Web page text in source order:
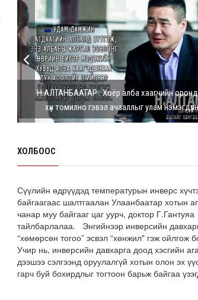
болгох өргөдөлд 14 мянга гаруй
иргэн дэмжиж гарын ...
8 сарын 05, 2026
Г.Дамдинням: Шатахууны үнэ
тохиролцох боломжгүй.
олдож байгаа газра...
8 сарын 05, 2026
Э.Батшугар: Монгол Улс нэг эх
үүсвэрээс буюу өндөр чанартай
эмийг, хямд үнээр худ...
оны төсвийн төсөлтэй хамт
АИ-92 автобензин 11 хоног,
түлш 18 хоногийн НӨӨЦТЭЙ
8 сарын 05, 2026
Тэгш, сондгойгоор зааглан
шатахуун олгосноор өдрийн
Н.АЛТАНБААТАР : Хоёр алба хаагчийн оронд
хүн томилно гэвэл ачааллыг улам
ХОЛБООС
Сүүлийн өдрүүдэд температурын инверс
байгаагаас шалтгаалан Улаанбаатар хотын
чанар муу байгааг цаг уурч, доктор Г.Гантуяа
тайлбарлалаа. Энгийнээр инверсийн
“хөмөрсөн тогоо” эсвэл “хөнжил" гэж ойлгож
Учир нь, инверсийн давхарга доод хэсгийн
дээшээ сэлгээнд оруулалгүй хотын олон эх
гарч буй бохирдлыг тогтоон барьж байгаа